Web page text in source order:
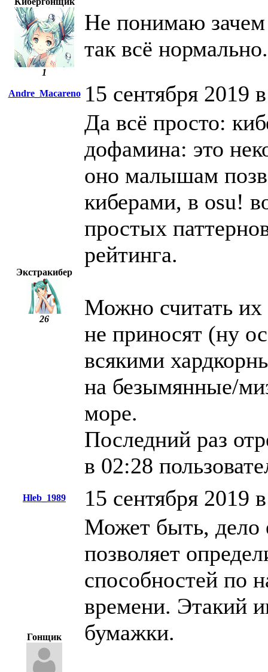
1
Не понимаю зачем
так всё нормально.
Andre_Macareno 15 сентября 2019
Экстракибер
26
Да всё просто:
дофамина: это
оно малышам
киберами, в osu!
простых
рейтинга.
Можно считать их
не приносят (ну
всякими
на безымянные/
море.
Последний раз
в 02:28
Hleb_1989 15 сентября 2019
Гонщик
Может быть, дело
позволяет
способностей по
времени. Этакий
бумажки.